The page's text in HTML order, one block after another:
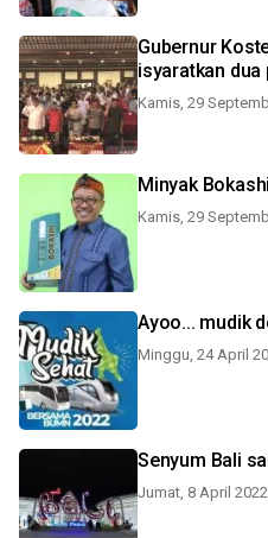
Gubernur
isyaratkan dua
Kamis, 29
Minyak
Kamis, 29
Ayoo... mudik
Minggu, 24 April
Senyum Bali
Jumat, 8 April